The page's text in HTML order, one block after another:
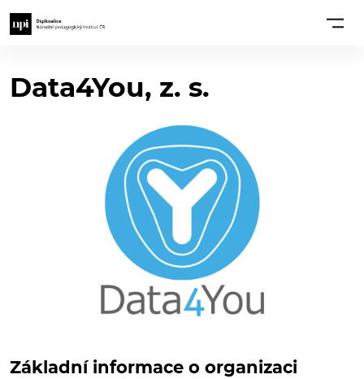
Data4You, z. s.
Základní informace o organizaci